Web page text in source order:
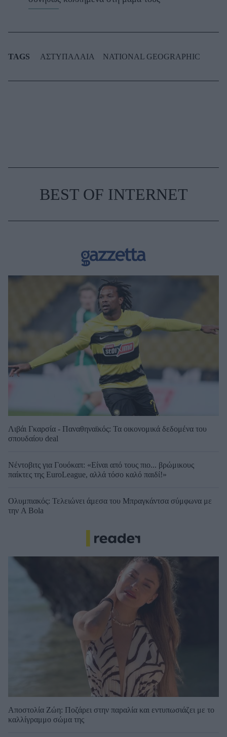
TAGS ΑΣΤΥΠΑΛΑΙΑ NATIONAL GEOGRAPHIC
BEST OF INTERNET
Λιβάι Γκαρσία - Παναθηναϊκός: Τα οικονομικά δεδομένα του
σπουδαίου deal
Νέντοβιτς για Γουόκαπ: «Είναι από τους πιο... βρώμικους
παίκτες της EuroLeague, αλλά τόσο καλό παιδί!»
Ολυμπιακός: Τελειώνει άμεσα του Μπραγκάντσα σύμφωνα με
την A Bola
Αποστολία Ζώη: Ποζάρει στην παραλία και εντυπωσιάζει με το
καλλίγραμμο σώμα της